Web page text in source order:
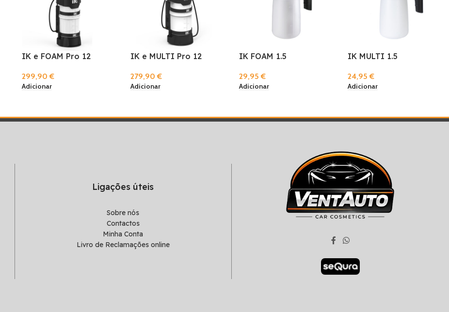
IK e FOAM Pro 12
299,90€
Adicionar
IK e MULTI Pro 12
279,90€
Adicionar
IK FOAM 1.5
29,95€
Adicionar
IK MULTI 1.5
24,95€
Adicionar
Ligações úteis
Sobre nós
Contactos
Minha Conta
Livro de Reclamações online